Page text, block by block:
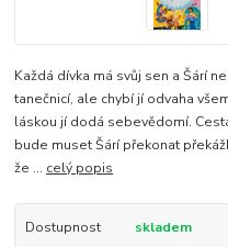
Každá dívka má svůj sen a Šárí
tanečnicí, ale chybí jí odvaha
láskou jí dodá sebevědomí.
bude muset Šárí překonat
že ... celý popis
Dostupnost
skladem